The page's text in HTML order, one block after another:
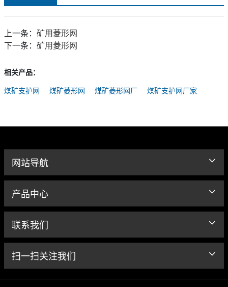
上一条： 矿用菱形网
下一条： 矿用菱形网
相关产品：
煤矿支护网
煤矿菱形网 煤矿菱形网厂 煤矿支护网厂家
网站导航
产品中心
联系我们
扫一扫关注我们